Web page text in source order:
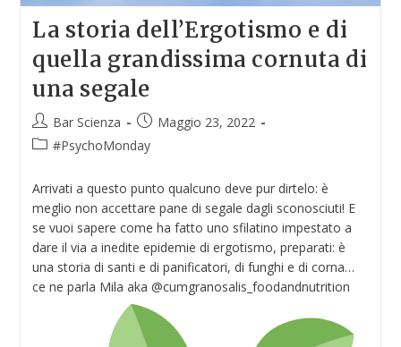
La storia dell’Ergotismo e di
quella grandissima cornuta di
una segale
Bar Scienza
Maggio 23, 2022
#PsychoMonday
Arrivati a questo punto qualcuno deve pur dirtelo: è
meglio non accettare pane di segale dagli sconosciuti! E
se vuoi sapere come ha fatto uno sfilatino impestato a
dare il via a inedite epidemie di ergotismo, preparati: è
una storia di santi e di panificatori, di funghi e di corna…
ce ne parla Mila aka @cumgranosalis_foodandnutrition